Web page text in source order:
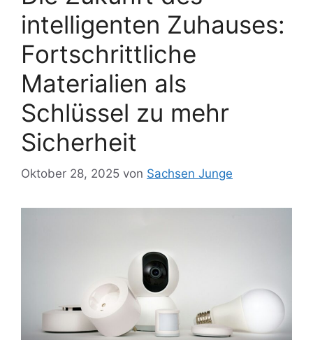
intelligenten Zuhauses:
Fortschrittliche
Materialien als
Schlüssel zu mehr
Sicherheit
Oktober 28, 2025 von Sachsen Junge